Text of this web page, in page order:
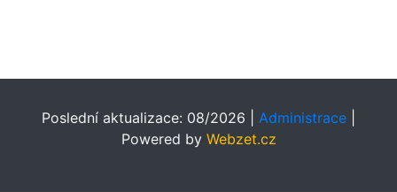
Poslední aktualizace: 08/2026 | Administrace
Powered by Webzet.cz